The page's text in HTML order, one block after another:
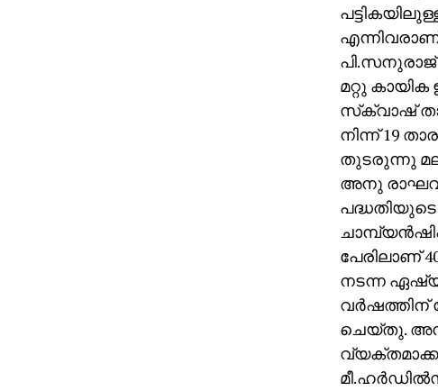
എന്നിവരാണ്
മറ്റു കായിക
സ്‌ക്വാഷ്
നിന്ന് 19
തുടരുന്നു
അനു
പേരിലാണ്
നടന്ന
വര്‍ഷത്തിന്
ചെയ്തു.